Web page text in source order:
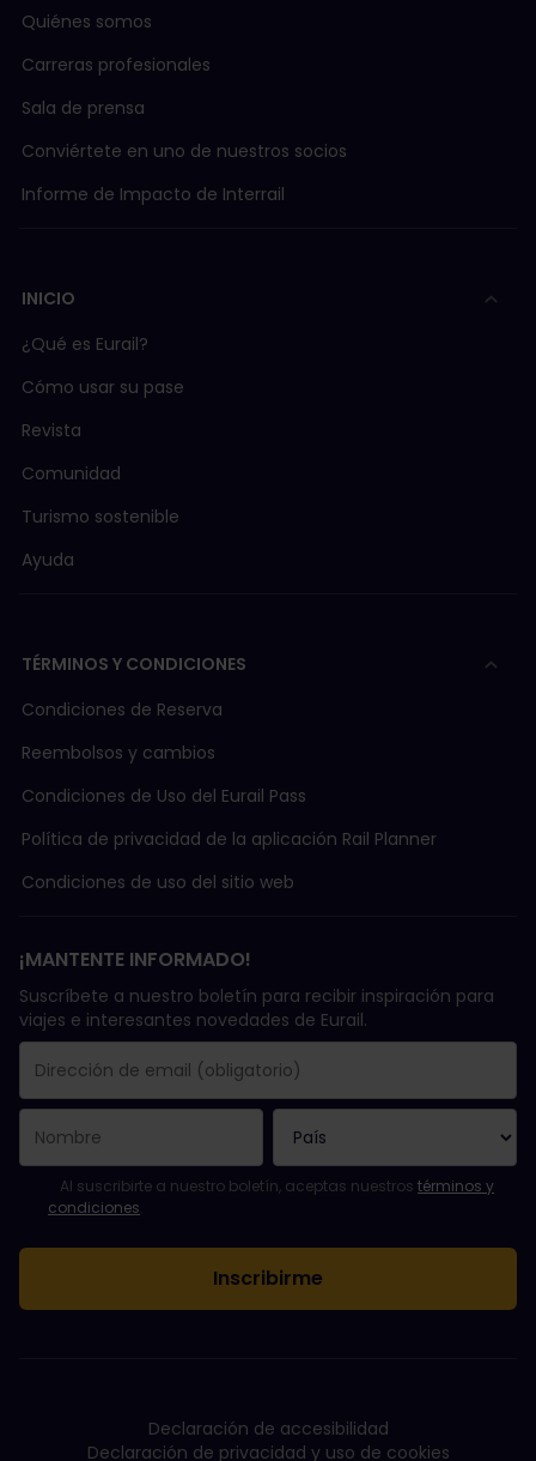
Quiénes somos
Carreras profesionales
Sala de prensa
Conviértete en uno de nuestros socios
Informe de Impacto de Interrail
INICIO
¿Qué es Eurail?
Cómo usar su pase
Revista
Comunidad
Turismo sostenible
Ayuda
TÉRMINOS Y CONDICIONES
Condiciones de Reserva
Reembolsos y cambios
Condiciones de Uso del Eurail Pass
Política de privacidad de la aplicación Rail Planner
Condiciones de uso del sitio web
¡MANTENTE INFORMADO!
Suscríbete a nuestro boletín para recibir inspiración para
viajes e interesantes novedades de Eurail.
Se suscribió con éxito.
El campo de dirección de email es obligatorio.
La dirección de email no es válida.
Ha habido un fallo al suscribirte al boletín. Vuelve a intentarlo
¡Ya te has suscrito a este boletín!
Acepta los términos y condiciones para suscribirte al boletín
Al suscribirte a nuestro boletín, aceptas nuestros términos y
condiciones.
Declaración de accesibilidad
Declaración de privacidad y uso de cookies